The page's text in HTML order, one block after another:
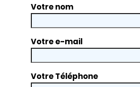
Votre nom
Votre e-mail
Votre Téléphone